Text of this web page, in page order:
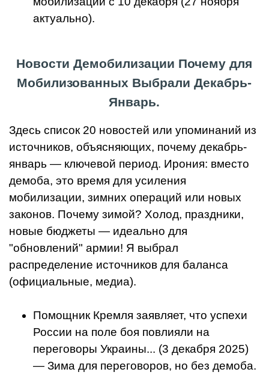
актуально).
Новости Демобилизации Почему для
Мобилизованных Выбрали Декабрь-
Январь.
Здесь список 20 новостей или упоминаний из
источников, объясняющих, почему декабрь-
январь — ключевой период. Ирония: вместо
демоба, это время для усиления
мобилизации, зимних операций или новых
законов. Почему зимой? Холод, праздники,
новые бюджеты — идеально для
"обновлений" армии! Я выбрал
распределение источников для баланса
(официальные, медиа).
Помощник Кремля заявляет, что успехи
России на поле боя повлияли на
переговоры Украины... (3 декабря 2025)
— Зима для переговоров, но без демоба.